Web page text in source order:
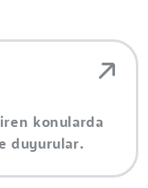
konularda
duyurular.